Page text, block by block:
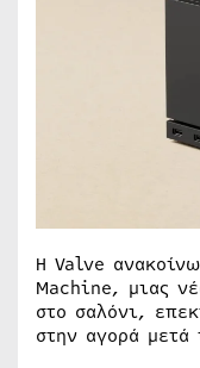
Η Valve
Machine, μιας
στο σαλόνι,
στην αγορά μετά